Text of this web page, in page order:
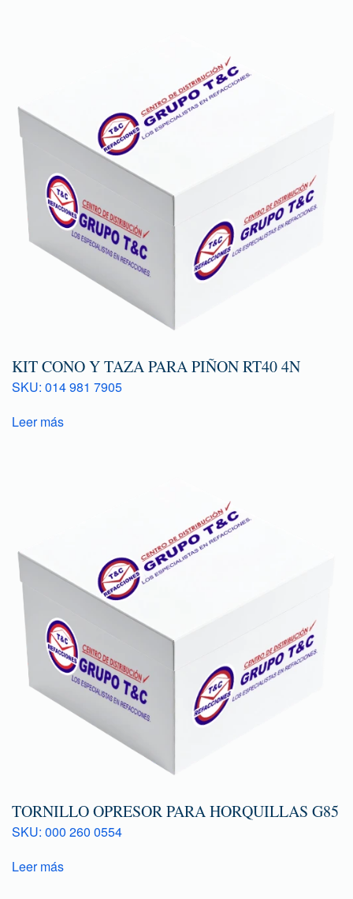
KIT CONO Y TAZA PARA PIÑON RT40 4N
SKU: 014 981 7905
Leer más
TORNILLO OPRESOR PARA HORQUILLAS G85
SKU: 000 260 0554
Leer más